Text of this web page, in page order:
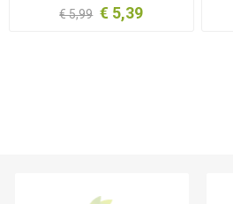
€ 5,99 € 5,39